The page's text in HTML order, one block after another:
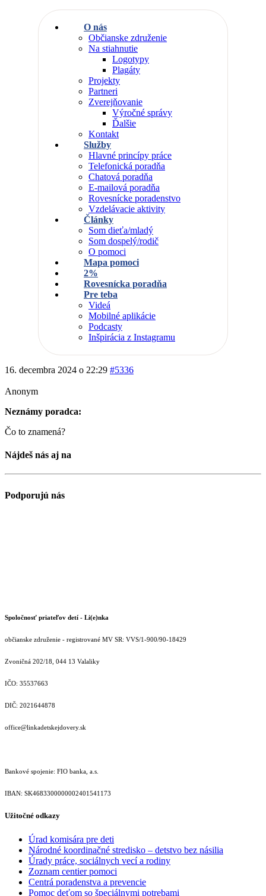
O nás
Občianske združenie
Na stiahnutie
Logotypy
Plagáty
Projekty
Partneri
Zverejňovanie
Výročné správy
Ďalšie
Kontakt
Služby
Hlavné princípy práce
Telefonická poradňa
Chatová poradňa
E-mailová poradňa
Rovesnícke poradenstvo
Vzdelávacie aktivity
Články
Som dieťa/mladý
Som dospelý/rodič
O pomoci
Mapa pomoci
2%
Rovesnícka poradňa
Pre teba
Videá
Mobilné aplikácie
Podcasty
Inšpirácia z Instagramu
16. decembra 2024 o 22:29 #5336
Anonym
Neznámy poradca:
Čo to znamená?
Nájdeš nás aj na
Podporujú nás
Spoločnosť priateľov detí - Li(e)nka
občianske združenie - registrované MV SR: VVS/1-900/90-18429
Zvoničná 202/18, 044 13 Valaliky
IČO: 35537663
DIČ: 2021644878
office@linkadetskejdovery.sk
Bankové spojenie: FIO banka, a.s.
IBAN: SK46833000000­02401541173
Užitočné odkazy
Úrad komisára pre deti
Národné koordinačné stredisko – detstvo bez násilia
Úrady práce, sociálnych vecí a rodiny
Zoznam centier pomoci
Centrá poradenstva a prevencie
Pomoc deťom so špeciálnymi potrebami